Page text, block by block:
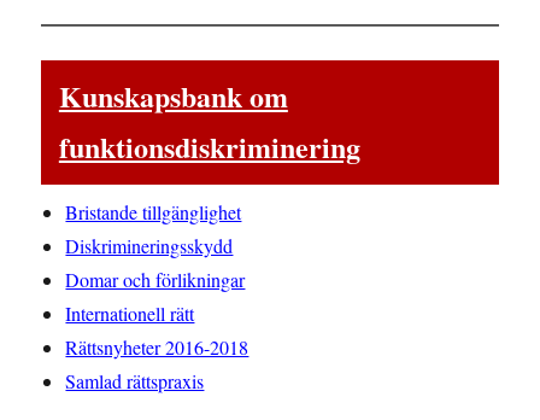
Kunskapsbank om
funktionsdiskriminering
Bristande tillgänglighet
Diskrimineringsskydd
Domar och förlikningar
Internationell rätt
Rättsnyheter 2016-2018
Samlad rättspraxis